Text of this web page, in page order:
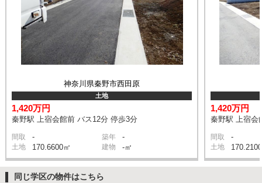
神奈川県秦野市西田原
土地
1,420万円
秦野駅 上宿会館前 バス12分 停歩3分
間取 - 築年 -
土地 170.6600㎡ 建物 -㎡
1,420万円
秦野駅 上宿会
間取 -
土地
同じ学区の物件はこちら